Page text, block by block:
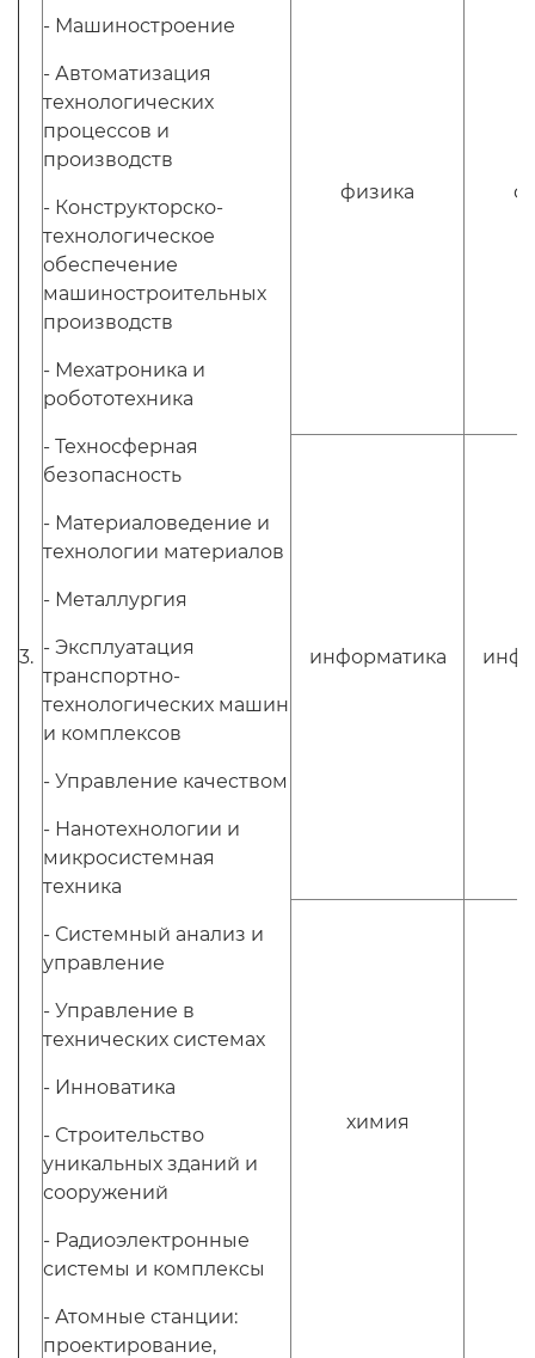
3.
- Машиностроение
- Автоматизация
технологических
процессов и
производств
- Конструкторско-
технологическое
обеспечение
машиностроительных
производств
- Мехатроника и
робототехника
- Техносферная
безопасность
- Материаловедение и
технологии материалов
- Металлургия
- Эксплуатация
транспортно-
технологических машин
и комплексов
- Управление качеством
- Нанотехнологии и
микросистемная
техника
- Системный анализ и
управление
- Управление в
технических системах
- Инноватика
- Строительство
уникальных зданий и
сооружений
- Радиоэлектронные
системы и комплексы
- Атомные станции:
проектирование,
физика
информатика
химия